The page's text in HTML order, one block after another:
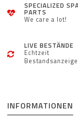
SPECIALIZED
PARTS
We care a lot!
LIVE BESTÄNDE
Echtzeit
INFORMATIONEN